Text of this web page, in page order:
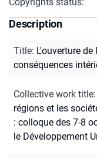
Description
Title: L'ouverture
conséquences
Collective work title:
régions et les
: colloque des 7-8
le Développement